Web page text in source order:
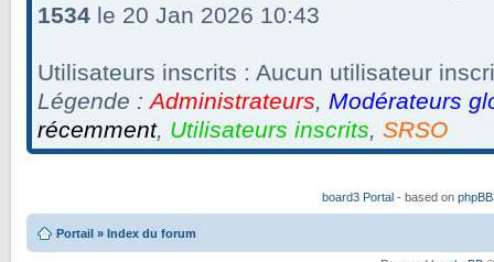
1534 le 20 Jan 2026 10:43
Utilisateurs inscrits : Aucun utilisateur
Légende :Administrateurs, Modérateurs
récemment, Utilisateurs inscrits, SRSO
board3 Portal- based on
Portail » Index du forum